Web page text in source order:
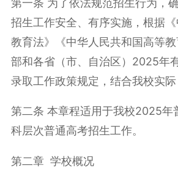
招生工作安全、有序实施，根据
教育法》《中华人民共和国高等
部和各省（市、自治区）2025年
录取工作政策规定，结合我校实际
第二条 本章程适用于我校2025年
科层次普通高考招生工作。
第二章 学校概况